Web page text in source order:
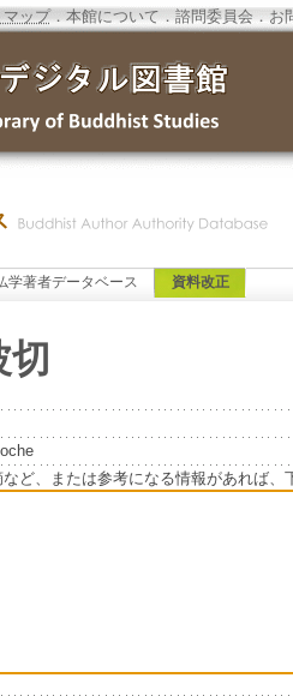
ップ．本館について．諮問委員会． お
学著者データベース 資料改正
ど、または参考になる情報があれば、